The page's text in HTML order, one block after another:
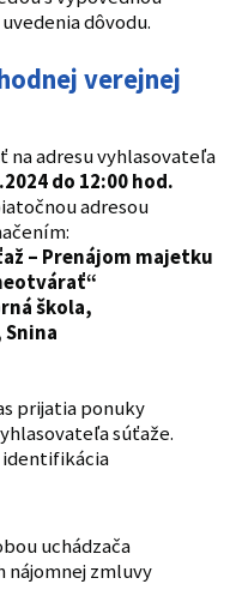
dôvodu.
verejnej
adresu vyhlasovateľa
do 12:00 hod.
adresou
– Prenájom majetku
škola,
prijatia ponuky
súťaže.
identifikácia
uchádzača
nájomnej zmluvy